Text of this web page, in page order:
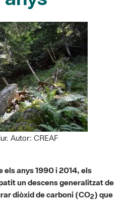
Autor: CREAF
els anys 1990 i 2014, els
diòxid de carboni (CO
l’aigua blava (la pluja
i arriba als rius i aqüífers) s’ha
extractat, l'article